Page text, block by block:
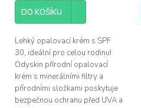
DO KOŠÍKU
Lehký opalovací krém s SPF
30, ideální pro celou rodinu!
Odyskin přírodní opalovací
krém s minerálními filtry a
přírodními složkami poskytuje
bezpečnou ochranu před UVA a